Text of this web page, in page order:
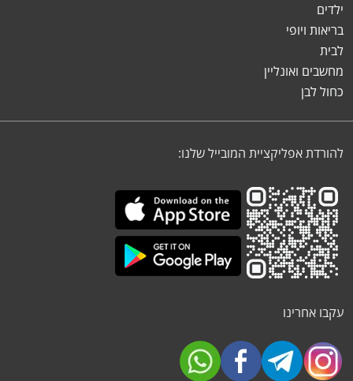
ילדים
בריאות ויופי
לבית
מחשבים ואונליין
כחול לבן
להורדת אפליקציית המובייל שלנו:
עקבו אחרינו